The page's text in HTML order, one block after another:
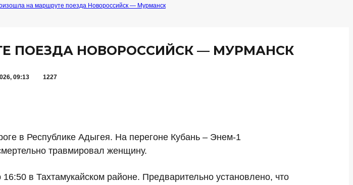
на маршруте поезда Новороссийск — Мурманск
ПОЕЗДА НОВОРОССИЙСК — МУРМАНСК
09:13 1227
в Республике Адыгея. На перегоне Кубань – Энем-1
травмировал женщину.
в Тахтамукайском районе. Предварительно установлено, что